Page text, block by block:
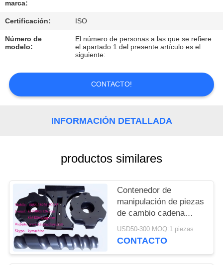
CONTACTO
NOTICIAS
DEL
SITIO
PRIVACY
POLICY
marca:
Certificación: ISO
Número de
modelo:
El número de personas a las que se refiere
el apartado 1 del presente artículo es el
siguiente:
CONTACTO!
INFORMACIÓN DETALLADA
productos similares
Contenedor de
manipulación de piezas
de cambio cadena
transportadora para
cerveza línea de
USD50-300 MOQ:1 piezas
CONTACTO